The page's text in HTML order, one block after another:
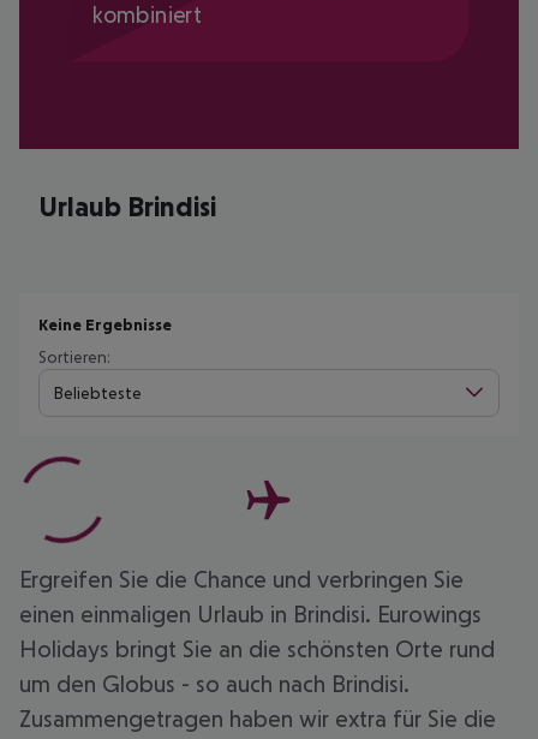
kombiniert
Urlaub Brindisi
Keine Ergebnisse
Sortieren:
Beliebteste
Ergreifen Sie die Chance und verbringen Sie
einen einmaligen Urlaub in Brindisi. Eurowings
Holidays bringt Sie an die schönsten Orte rund
um den Globus - so auch nach Brindisi.
Zusammengetragen haben wir extra für Sie die